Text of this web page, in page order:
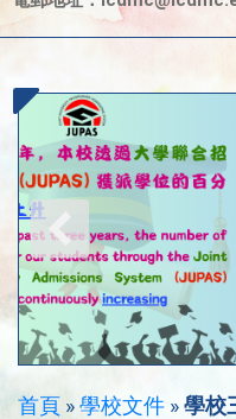
首頁 »學校文件 »學校